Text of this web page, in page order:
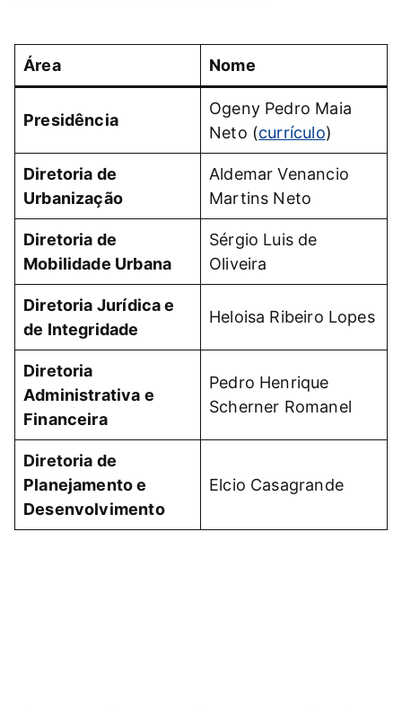
Área Nome
Presidência
Ogeny Pedro Maia
Neto (currículo)
Diretoria de
Urbanização
Aldemar Venancio
Martins Neto
Diretoria de
Mobilidade Urbana
Sérgio Luis de
Oliveira
Diretoria Jurídica e
de Integridade
Heloisa Ribeiro Lopes
Diretoria
Administrativa e
Financeira
Pedro Henrique
Scherner Romanel
Diretoria de
Planejamento e
Desenvolvimento
Elcio Casagrande